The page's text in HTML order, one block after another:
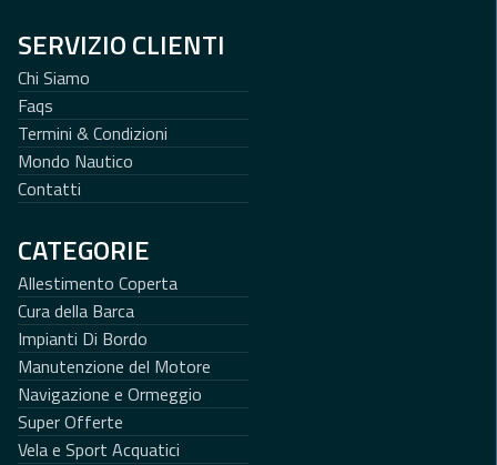
SERVIZIO CLIENTI
Chi Siamo
Faqs
Termini & Condizioni
Mondo Nautico
Contatti
CATEGORIE
Allestimento Coperta
Cura della Barca
Impianti Di Bordo
Manutenzione del Motore
Navigazione e Ormeggio
Super Offerte
Vela e Sport Acquatici